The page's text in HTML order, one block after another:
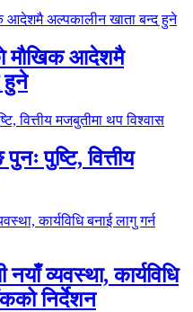
माैखिक आदेशमै
हुने
पुष्टि, वित्तीय
व्यवस्था, कार्यविधि
निर्देशन